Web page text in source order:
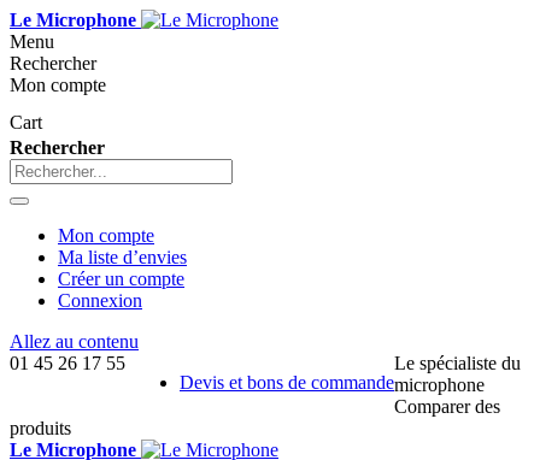
Le Microphone
Menu
Rechercher
Mon compte
Cart
Rechercher
Mon compte
Ma liste d’envies
Créer un compte
Connexion
Allez au contenu
01 45 26 17 55
Devis et bons de commande
Le spécialiste du
microphone
Comparer des
produits
Le Microphone